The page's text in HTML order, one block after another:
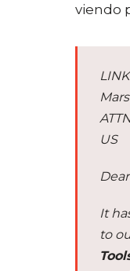
viendo
US
It
to